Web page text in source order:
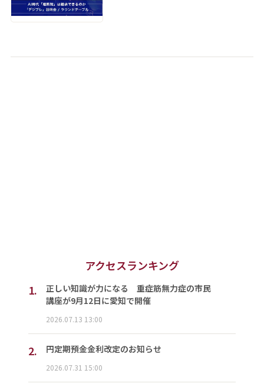
アクセスランキング
1.
正しい知識が力になる 重症筋無力症の市民
講座が9月12日に愛知で開催
2026.07.13 13:00
2. 円定期預金金利改定のお知らせ
2026.07.31 15:00